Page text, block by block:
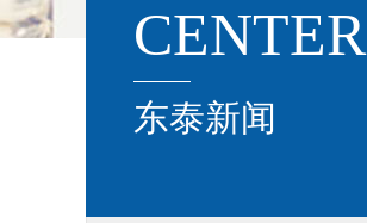
CENTER
东泰新闻